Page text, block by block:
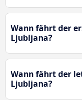
Wann fährt der
Ljubljana?
Wann fährt der
Ljubljana?